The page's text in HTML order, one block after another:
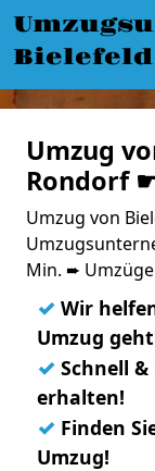
Bielefeld
Umzug
Rondorf
Umzug von
Min. ➨
✓ Wir
Umzug
✓ Schnell
erhalten!
✓ Finden
Umzug!